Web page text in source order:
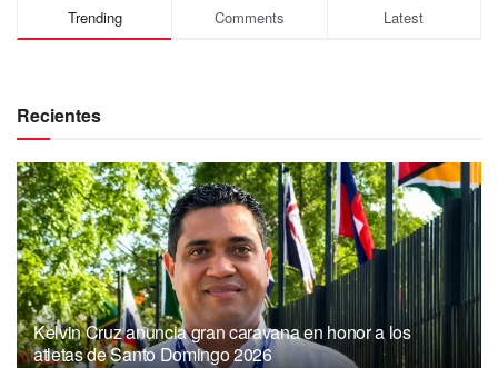
Trending Comments Latest
Recientes
Kelvin Cruz anuncia gran caravana en honor a los
atletas de Santo Domingo 2026